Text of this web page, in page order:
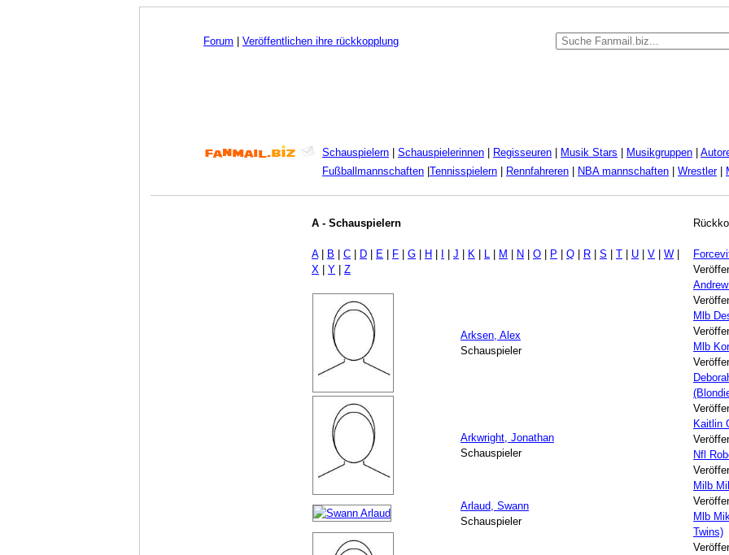
Forum Veröffentlichen ihre rückkopplung
Schauspielern Schauspielerinnen Regisseuren Musik Stars Musikgruppen
Fußballmannschaften Tennisspielern Rennfahreren NBA mannschaften Wrestler|
A - Schauspielern
A| B C D E F G H J K L M N O P Q R S T U V W
X
Y Z
Arksen, Alex
Schauspieler
Arkwright, Jonathan
Schauspieler
Arlaud, Swann
Schauspieler
Mlb
Mlb
Kaitlin
Nfl
Milb
Mlb
Twins)